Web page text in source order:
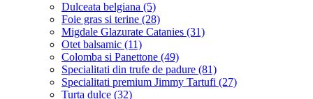
Dulceata belgiana (5)
Foie gras si terine (28)
Migdale Glazurate Catanies (31)
Otet balsamic (11)
Colomba si Panettone (49)
Specialitati din trufe de padure (81)
Specialitati premium Jimmy Tartufi (27)
Turta dulce (32)